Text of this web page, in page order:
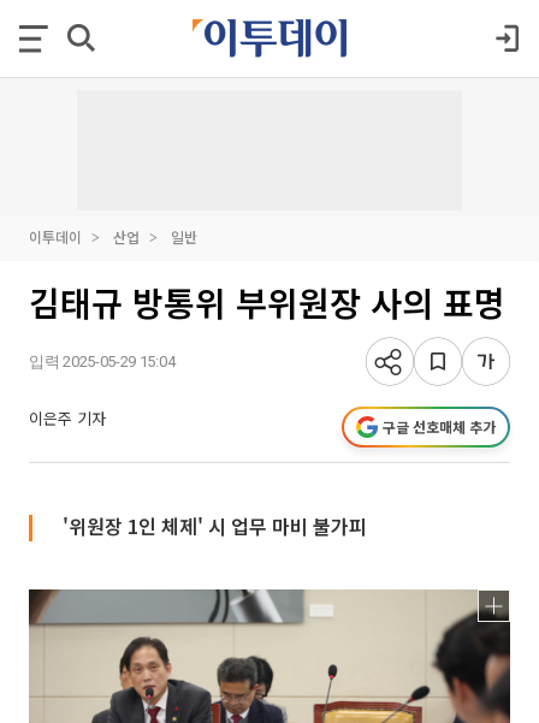
이투데이 산업 일반
김태규 방통위 부위원장 사의 표명
입력 2025-05-29 15:04
이은주 기자 구글 선호매체 추가
'위원장 1인 체제' 시 업무 마비 불가피